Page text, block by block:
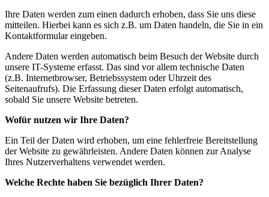
Ihre Daten werden zum einen dadurch erhoben, dass Sie uns diese
mitteilen. Hierbei kann es sich z.B. um Daten handeln, die Sie in ein
Kontaktformular eingeben.
Andere Daten werden automatisch beim Besuch der Website durch
unsere IT-Systeme erfasst. Das sind vor allem technische Daten
(z.B. Internetbrowser, Betriebssystem oder Uhrzeit des
Seitenaufrufs). Die Erfassung dieser Daten erfolgt automatisch,
sobald Sie unsere Website betreten.
Wofür nutzen wir Ihre Daten?
Ein Teil der Daten wird erhoben, um eine fehlerfreie Bereitstellung
der Website zu gewährleisten. Andere Daten können zur Analyse
Ihres Nutzerverhaltens verwendet werden.
Welche Rechte haben Sie bezüglich Ihrer Daten?